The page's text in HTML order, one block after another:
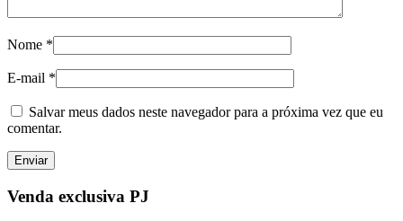
Nome *
E-mail *
Salvar meus dados neste navegador para a próxima vez que eu
comentar.
Venda exclusiva PJ